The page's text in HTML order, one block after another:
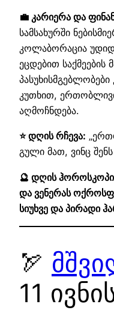
💼 კარიერა და
სამსახურში
კოლაბორაცია
ეცდებით საქმეების
კუთხით, ერთობლივი
აღმოჩნდება.
⭐ დღის რჩევა:
გული მათ, ვინც
🔮 დღის
და ვენერას
სიუხვე და პირადი
🏹
11